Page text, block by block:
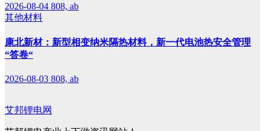
2026-08-04 808, ab
其他材料
康北新材：新型相变纳米隔热材料，新一代电池热安全管理
“答卷“
2026-08-03 808, ab
艾邦锂电网